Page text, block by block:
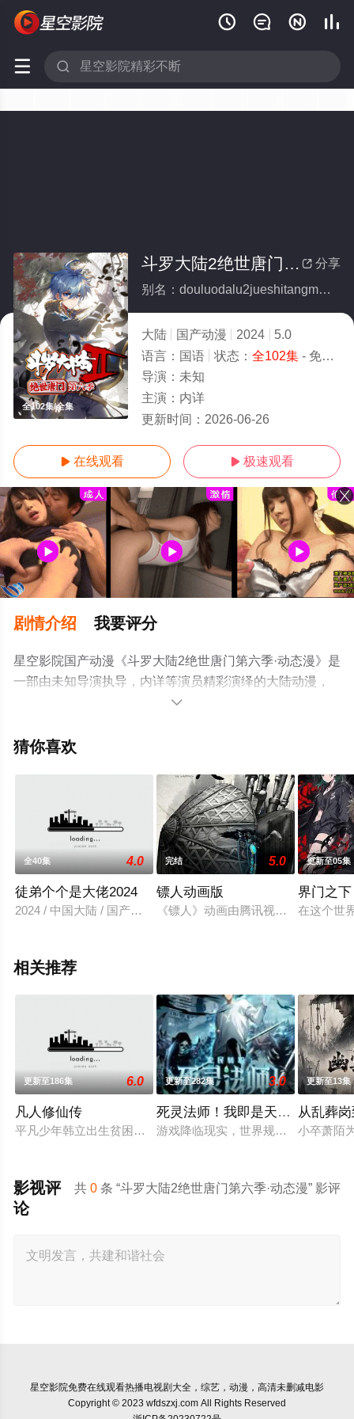
   
 
全102集/全集
 分享
斗罗大陆2绝世唐门第六季·动态漫(全集)
别名：douluodalu2jueshitangmendiliujidongtaiman
大陆 国产动漫 2024
5.0
语言： 国语 状态： 全102集- 免费在线观看
导演： 未知
主演： 内详
更新时间： 2026-06-26
 在线观看  极速观看
剧情介绍 我要评分
星空影院国产动漫《斗罗大陆2绝世唐门第六季·动态漫》是
一部由未知导演执导，内详等演员精彩演绎的大陆动漫，
大结局剧情已揭晓（全102集），手机免费在线观看高清无
步至豆瓣动漫、电视猫或剧情网等平台了解。

猜你喜欢
全40集 4.0
徒弟个个是大佬2024
2024 / 中国大陆 / 国产动漫
完结 5.0
镖人动画版
《镖人》动画由腾讯视频出品，改
更新至05集
界门之下
在这个世
相关推荐
更新至186集 6.0
凡人修仙传
平凡少年韩立出生贫困，为了让家人过上更好的生活，自愿前去
更新至282集 3.0
死灵法师！我即是天灾动态漫画
游戏降临现实，世界规则颠覆，人类
更新至13集
从乱葬
小卒萧陌
共0 条 “斗罗大陆2绝世唐门第六季·动态漫” 影评
影视评
论
星空影院免费在线观看热播电视剧大全，综艺，动漫，高清未删减电影
Copyright © 2023 wfdszxj.com All Rights Reserved